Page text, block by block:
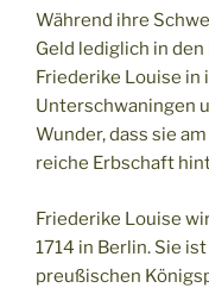
Während ihre
Geld lediglich in
Friederike Louise in
Unterschwaningen
Wunder, dass sie
reiche Erbschaft
Friederike Louise
1714 in Berlin. Sie
preußischen